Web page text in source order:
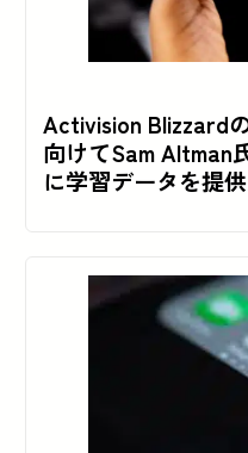
Activision Blizzard
向けてSam Altman
に学習データを提